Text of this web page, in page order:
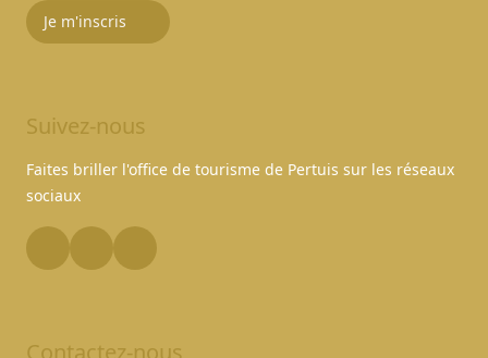
Je m'inscris
Suivez-nous
Faites briller l'office de tourisme de Pertuis sur les réseaux
sociaux